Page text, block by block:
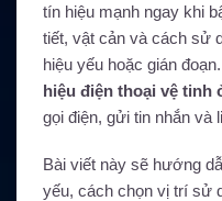
tín hiệu mạnh ngay khi
tiết, vật cản và cách sử
hiệu yếu hoặc gián
hiệu điện thoại vệ tinh
gọi điện, gửi tin nhắn và
Bài viết này sẽ hướng
yếu, cách chọn vị trí sử